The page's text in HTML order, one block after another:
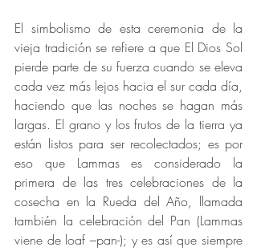
El simbolismo de esta ceremonia de la
vieja tradición se refiere a que El Dios Sol
pierde parte de su fuerza cuando se eleva
cada vez más lejos hacia el sur cada día,
haciendo que las noches se hagan más
largas. El grano y los frutos de la tierra ya
están listos para ser recolectados; es por
eso que Lammas es considerado la
primera de las tres celebraciones de la
cosecha en la Rueda del Año, llamada
también la celebración del Pan (Lammas
viene de loaf –pan-); y es así que siempre